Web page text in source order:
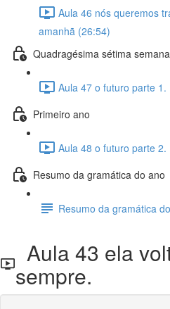
Aula 46 nós queremos
amanhã (26:54)
Quadragésima sétima semana
Aula 47 o futuro parte 1.
Primeiro ano
Aula 48 o futuro parte 2.
Resumo da gramática do ano
Resumo da gramática
Aula 43 ela
sempre.